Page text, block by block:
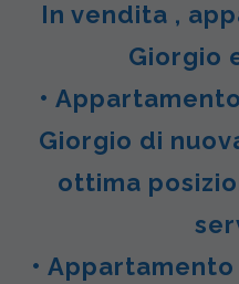
In vendita ,
Giorgio
•
Giorgio di
ottima
•